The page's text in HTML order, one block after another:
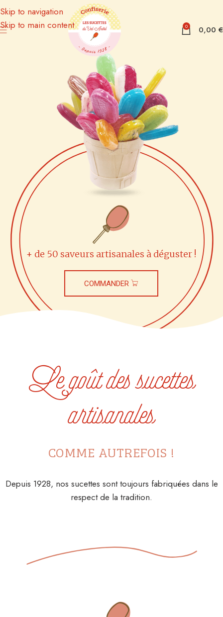
Skip to navigation
Skip to main content
0 0,00 €
COMMANDER
+ de 50 saveurs artisanales à déguster !
Le goût des sucettes
artisanales
COMME AUTREFOIS !
Depuis 1928, nos sucettes sont toujours fabriquées dans le
respect de la tradition.